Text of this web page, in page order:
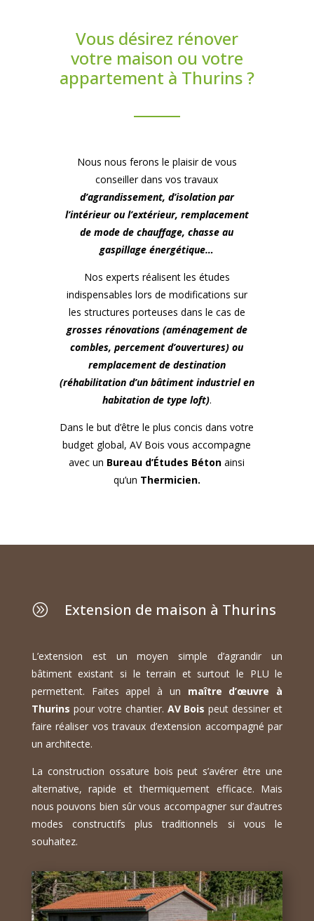
Vous désirez rénover
votre maison ou votre
appartement à Thurins ?
Nous nous ferons le plaisir de vous
conseiller dans vos travaux
d’agrandissement, d’isolation par
l’intérieur ou l’extérieur, remplacement
de mode de chauffage, chasse au
gaspillage énergétique…
Nos experts réalisent les études
indispensables lors de modifications sur
les structures porteuses dans le cas de
grosses rénovations (aménagement de
combles, percement d’ouvertures) ou
remplacement de destination
(réhabilitation d’un bâtiment industriel en
habitation de type loft).
Dans le but d’être le plus concis dans votre
budget global, AV Bois vous accompagne
avec un Bureau d’Études Béton ainsi
qu’un Thermicien.
A Extension de maison à Thurins
L’extension est un moyen simple d’agrandir un
bâtiment existant si le terrain et surtout le PLU le
permettent. Faites appel à un maître d’œuvre à
Thurins pour votre chantier. AV Bois peut dessiner et
faire réaliser vos travaux d’extension accompagné par
un architecte.
La construction ossature bois peut s’avérer être une
alternative, rapide et thermiquement efficace. Mais
nous pouvons bien sûr vous accompagner sur d’autres
modes constructifs plus traditionnels si vous le
souhaitez.